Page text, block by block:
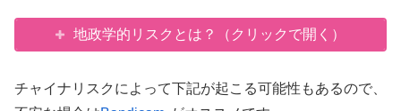
地政学的リスクとは？（クリックで開く）
チャイナリスクによって下記が起こる可能性もあるので、